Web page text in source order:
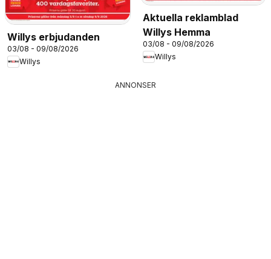
Willys erbjudanden
03/08 - 09/08/2026
Willys
Aktuella reklamblad
Willys Hemma
03/08 - 09/08/2026
Willys
ANNONSER